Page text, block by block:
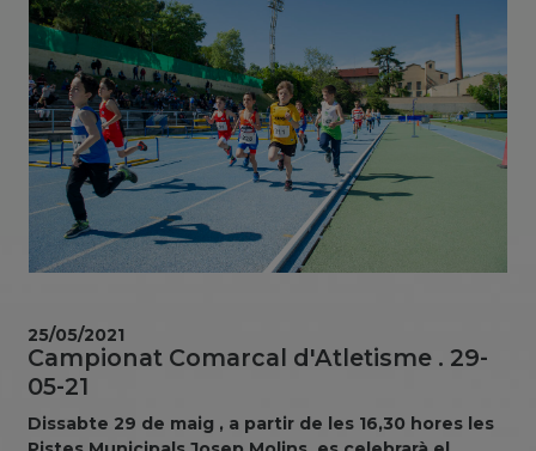
Campionat Comarcal d'Atletisme . 29-
05-21
Dissabte 29 de maig , a partir de les 16,30 hores les
25/05/2021